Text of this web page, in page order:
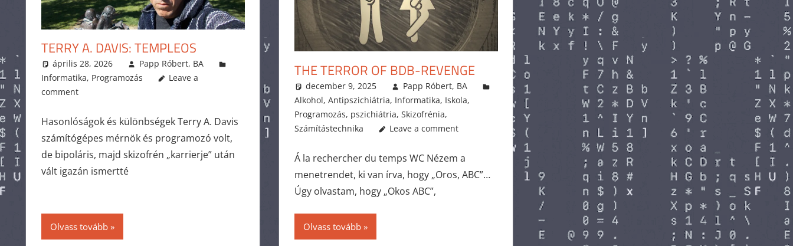
TERRY A. DAVIS: TEMPLEOS
április 28, 2026
Papp Róbert, BA
Informatika, Programozás
Leave a
comment
Hasonlóságok és különbségek Terry A. Davis
számítógépes mérnök és programozó volt,
de bipoláris, majd skizofrén „karrierje” után
vált igazán ismertté
Olvass tovább
THE TERROR OF BDB-REVENGE
december 9, 2025
Papp Róbert, BA
Alkohol, Antipszichiátria, Informatika, Iskola,
Programozás, pszichiátria, Skizofrénia,
Számítástechnika
Leave a comment
Á la rechercher du temps WC Nézem a
menetrendet, ki van írva, hogy „Oros, ABC”…
Úgy olvastam, hogy „Okos ABC”,
Olvass tovább